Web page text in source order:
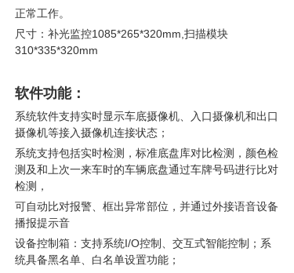
正常工作。
尺寸：补光监控1085*265*320mm,扫描模块
310*335*320mm
软件功能：
系统软件支持实时显示车底摄像机、入口摄像机和出口
摄像机等接入摄像机连接状态；
系统支持包括实时检测，标准底盘库对比检测，颜色检
测及和上次一来车时的车辆底盘通过车牌号码进行比对
检测，
可自动比对报警、框出异常部位，并通过外接语音设备
播报提示音
设备控制箱：支持系统I/O控制、交互式智能控制；系
统具备黑名单、白名单设置功能；